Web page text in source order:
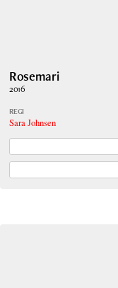
Rosemari
2016
REGI
Sara Johnsen